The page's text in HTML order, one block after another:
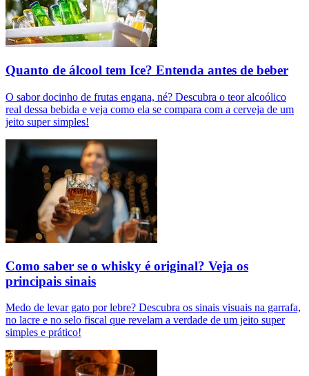
Quanto de álcool tem Ice? Entenda antes de beber
O sabor docinho de frutas engana, né? Descubra o teor alcoólico
real dessa bebida e veja como ela se compara com a cerveja de um
jeito super simples!
Como saber se o whisky é original? Veja os
principais sinais
Medo de levar gato por lebre? Descubra os sinais visuais na garrafa,
no lacre e no selo fiscal que revelam a verdade de um jeito super
simples e prático!